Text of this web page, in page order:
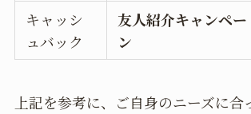
キャッシ
ュバック
友人紹介キャンペー
ン
上記を参考に、ご自身のニーズに合